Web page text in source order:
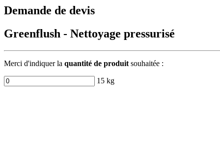
Demande de devis
Greenflush - Nettoyage pressurisé
Merci d'indiquer la quantité de produit souhaitée :
15 kg